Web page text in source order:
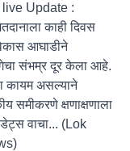
Update :
काही दिवस
आघाडीने
संभम्र दूर केला आहे.
कायम असल्याने
समीकरणे क्षणाक्षणाला
वाचा... (Lok